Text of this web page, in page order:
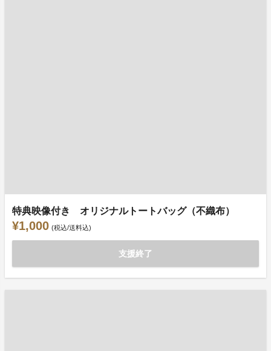
特典映像付き オリジナルトートバッグ（不織布）
¥1,000 (税込/送料込)
支援終了